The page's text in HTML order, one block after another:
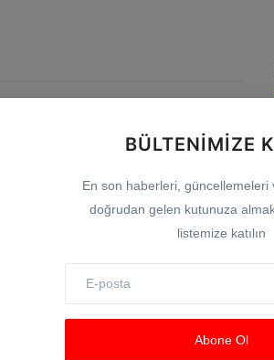
BÜLTENIMIZE
En son haberleri, güncellemeleri
doğrudan gelen kutunuza
listemize katılın
Abone Ol
sitelerine mevzuat eği...
Ağu 7, 2026 0